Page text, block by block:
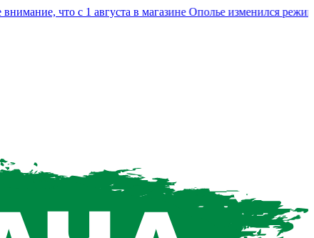
что с 1 августа в магазине Ополье изменился режим